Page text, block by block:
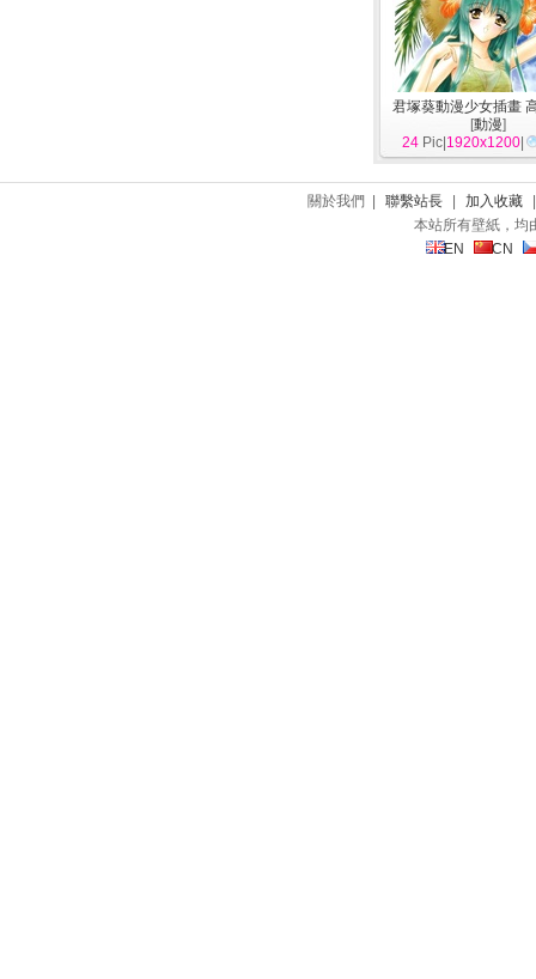
君塚葵動漫少女插畫
[動漫]
24 Pic| 1920x1200
關於我們 | 聯繫站長 加入收藏
本站所有壁紙，均
EN
CN